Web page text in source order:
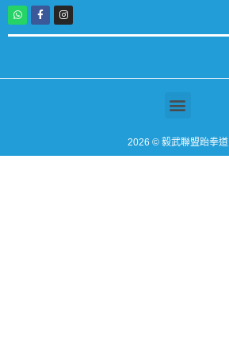
2026 © 毅武聯盟跆拳道